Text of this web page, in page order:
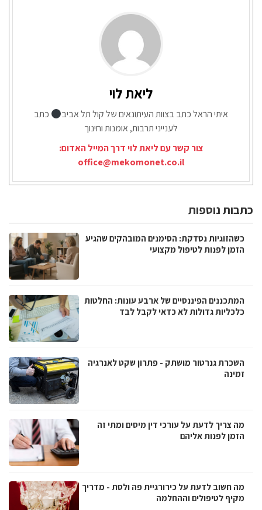
ליאת לוי
איתי הראל כתב בצוות העיתונאים של קול תל אביב
כתב
לענייני תרבות, אומנות וחינוך
צור קשר עם ליאת לוי דרך המייל האדום:
office@mekomonet.co.il
כתבות נוספות
כשהזוגיות נסדקת: הסימנים המובהקים שהגיע
הזמן לפנות לטיפול מקצועי
המתכננים הפיננסיים של ארבע עונות: החלטות
כלכליות גדולות לא כדאי לקבל לבד
השכרת גנרטור מושתק - פתרון שקט לאנרגיה
זמינה
מה צריך לדעת על עורכי דין מיסים ומתי זה
הזמן לפנות אליהם
מה חשוב לדעת על כירורגיית פה ולסת - מדריך
מקיף לטיפולים וההחלמה